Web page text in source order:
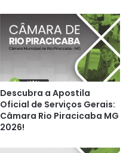
Descubra a Apostila
Oficial de Serviços Gerais:
Câmara Rio Piracicaba MG
2026!